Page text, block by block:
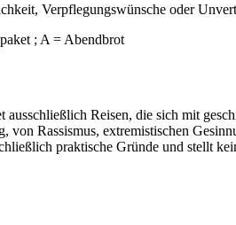
Verpflegungswünsche oder
; A = Abendbrot
Reisen, die sich mit
Rassismus, extremistischen
praktische Gründe und stellt